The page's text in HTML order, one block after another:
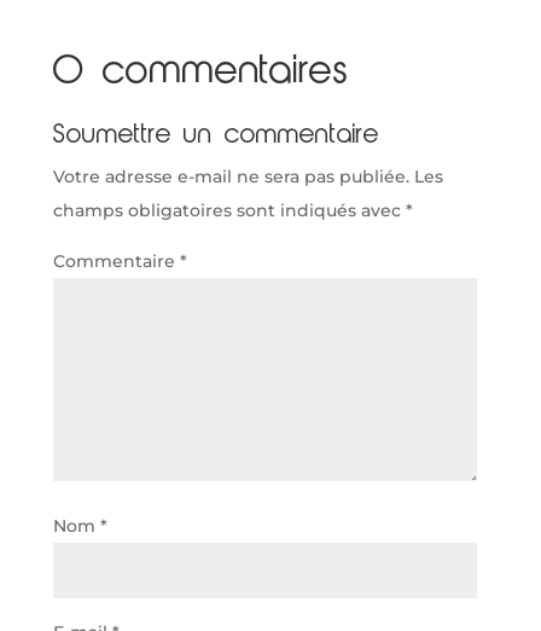
0 commentaires
Soumettre un commentaire
Votre adresse e-mail ne sera pas publiée. Les
champs obligatoires sont indiqués avec *
Commentaire *
Nom *